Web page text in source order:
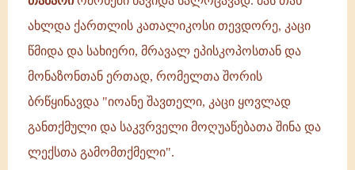
ახლდა ქართლის კათალიკოსი თევდორე, კაცი
წმიდა და სახიერი, მრავალ ეპისკოპოსთან და
მონაზონთან ერთად, რომელთა შორის
ბრწყინავდა "იოანე შავთელი, კაცი ყოვლად
განთქმული და საკჳრველი მოღუაწებათა შინა და
ლექსთა გამომთქმელი".